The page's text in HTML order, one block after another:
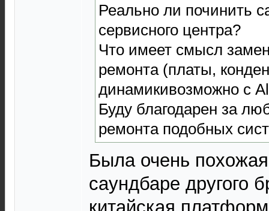
Реально ли починить
сервисного центра?
Что имеет смысл
ремонта (платы,
динамикивозможно с
Буду благодарен за
ремонта подобных
Была очень
саундбаре другого